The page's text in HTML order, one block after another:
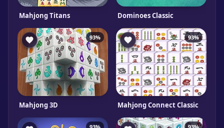
Mahjong Titans Dominoes Classic
93%
Mahjong 3D
93%
Mahjong Connect Classic